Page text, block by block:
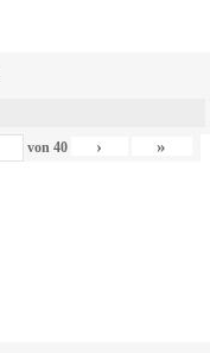
von 40 › »